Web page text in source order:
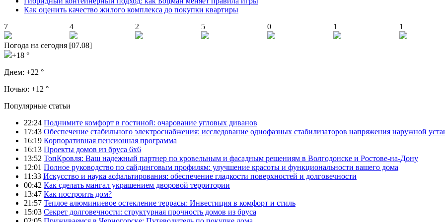
Как оценить качество жилого комплекса до покупки квартиры
7
4 2 5 0 1 1
Погода на сегодня [07.08]
+18 °
Днем: +22 °
Ночью: +12 °
Популярные статьи
22:24 Поднимите комфорт в гостиной: очарование угловых диванов
17:43 Обеспечение стабильного электроснабжения: исследование однофазных стабилизаторов напряжения наружной
16:19 Корпоративная пенсионная программа
16:13 Проекты домов из бруса 6х6
13:52 ТопКровля: Ваш надежный партнер по кровельным и фасадным решениям в Волгодонске и Ростове-на-Дону
12:01 Полное руководство по сайдинговым профилям: улучшение красоты и функциональности вашего дома
11:33 Искусство и наука асфальтирования: обеспечение гладкости поверхностей и долговечности
00:42 Как сделать мангал украшением дворовой территории
13:47 Как построить дом?
21:57 Теплое алюминиевое остекление террасы: Инвестиция в комфорт и стиль
15:03 Секрет долговечности: структурная прочность домов из бруса